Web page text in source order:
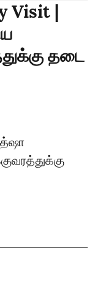
Visit |
தடை